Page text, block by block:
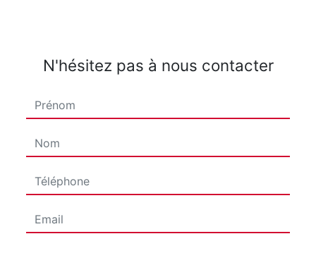
N'hésitez pas à nous contacter